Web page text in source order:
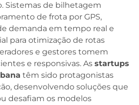
Sistemas de bilhetagem
de frota por GPS,
demanda em tempo real e
para otimização de rotas
e gestores tomem
e responsivas. As startups
têm sido protagonistas
desenvolvendo soluções que
desafiam os modelos